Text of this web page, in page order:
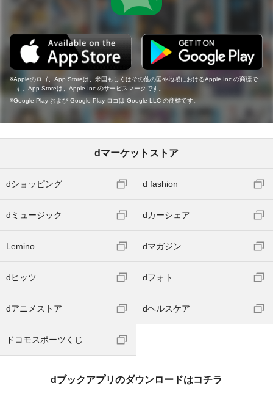
Appleのロゴ、App Storeは、米国もしくはその他の国や地域におけるApple Inc.の商標で
す。App Storeは、Apple Inc.のサービスマークです。
Google Play および Google Play ロゴは Google LLC の商標です。
dマーケットストア
dショッピング d fashion
dミュージック dカーシェア
Lemino dマガジン
dヒッツ dフォト
dアニメストア dヘルスケア
ドコモスポーツくじ
dブックアプリのダウンロードはコチラ